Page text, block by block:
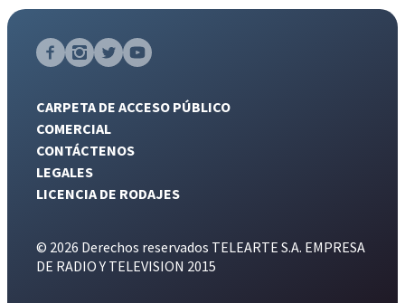
CARPETA DE ACCESO PÚBLICO
COMERCIAL
CONTÁCTENOS
LEGALES
LICENCIA DE RODAJES
© 2026 Derechos reservados TELEARTE S.A. EMPRESA
DE RADIO Y TELEVISION 2015